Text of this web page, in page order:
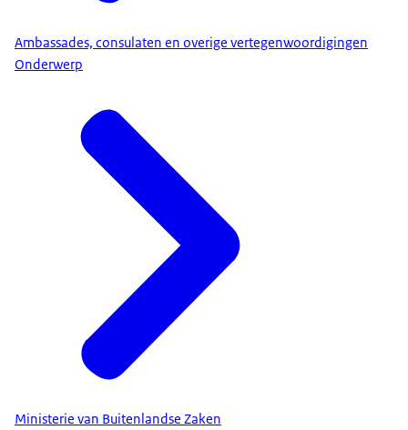
Ambassades, consulaten en overige vertegenwoordigingen
Onderwerp
Ministerie van Buitenlandse Zaken